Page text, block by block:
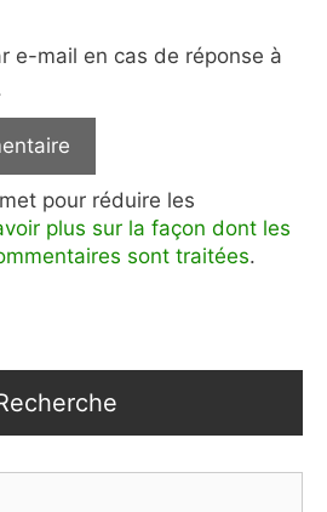
e-mail en cas de réponse à
pour réduire les
plus sur la façon dont les
sont traitées.